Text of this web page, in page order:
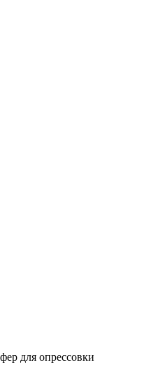
для опрессовки